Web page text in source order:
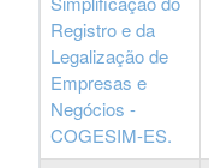
Registro e da
Legalização de
Empresas e
Negócios -
COGESIM-ES.